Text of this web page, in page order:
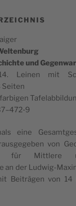
und
Leinen mit
Seiten
eine
von
für Mit­tlere
an der Lud­wig-
Beiträ­gen von 14